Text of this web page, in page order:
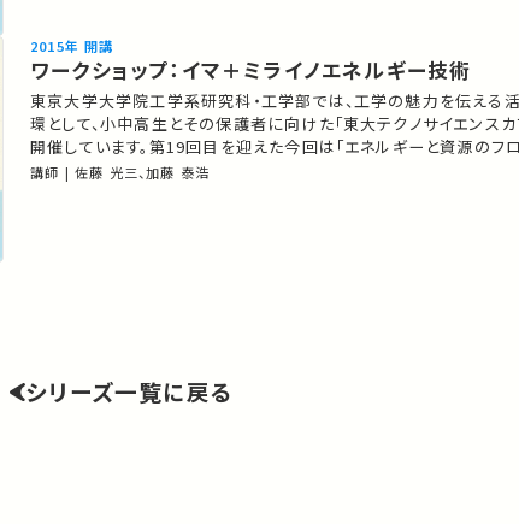
2015年 開講
ワークショップ：イマ＋ミライノエネルギー技術
東京大学大学院工学系研究科・工学部では、工学の魅力を伝える
環として、小中高生とその保護者に向けた「東大テクノサイエンスカ
開催しています。第19回目を迎えた今回は「エネルギーと資源のフ
ア 」をテーマに講演・実験・ワークショップを開催しました。 ★東大テクノサ
講師 | 佐藤 光三、加藤 泰浩
シリーズ一覧に戻る